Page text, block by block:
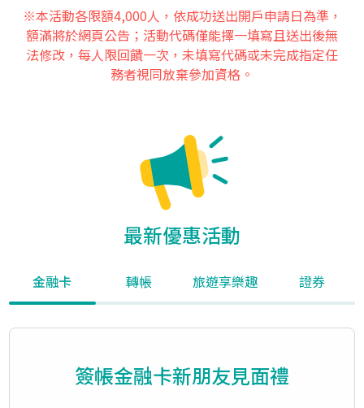
※本活動各限額4,000人，依成功送出開戶申請日為準，
額滿將於網頁公告；活動代碼僅能擇一填寫且送出後無
法修改，每人限回饋一次，未填寫代碼或未完成指定任
務者視同放棄參加資格。
最新優惠活動
金融卡 轉帳 旅遊享樂趣 證券
簽帳金融卡新朋友見面禮